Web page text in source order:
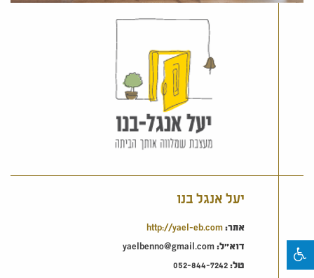
יעל אנגל בנו
אתר:http://yael-eb.com
דוא"ל:yaelbenno@gmail.com
טל:052-844-7242